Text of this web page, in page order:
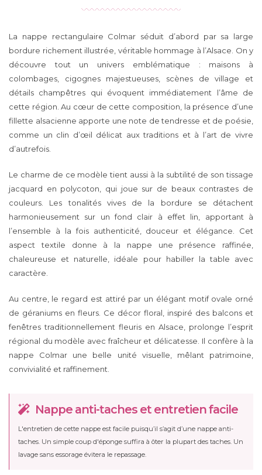
La nappe rectangulaire Colmar séduit d’abord par sa large
bordure richement illustrée, véritable hommage à l’Alsace. On y
découvre tout un univers emblématique : maisons à
colombages, cigognes majestueuses, scènes de village et
détails champêtres qui évoquent immédiatement l’âme de
cette région. Au cœur de cette composition, la présence d’une
fillette alsacienne apporte une note de tendresse et de poésie,
comme un clin d’œil délicat aux traditions et à l’art de vivre
d’autrefois.
Le charme de ce modèle tient aussi à la subtilité de son tissage
jacquard en polycoton, qui joue sur de beaux contrastes de
couleurs. Les tonalités vives de la bordure se détachent
harmonieusement sur un fond clair à effet lin, apportant à
l’ensemble à la fois authenticité, douceur et élégance. Cet
aspect textile donne à la nappe une présence raffinée,
chaleureuse et naturelle, idéale pour habiller la table avec
caractère.
Au centre, le regard est attiré par un élégant motif ovale orné
de géraniums en fleurs. Ce décor floral, inspiré des balcons et
fenêtres traditionnellement fleuris en Alsace, prolonge l’esprit
régional du modèle avec fraîcheur et délicatesse. Il confère à la
nappe Colmar une belle unité visuelle, mêlant patrimoine,
convivialité et raffinement.
Nappe anti-taches et entretien facile
L'entretien de cette nappe est facile puisqu’il s’agit d’une nappe anti-
taches. Un simple coup d'éponge suffira à ôter la plupart des taches. Un
lavage sans essorage évitera le repassage.